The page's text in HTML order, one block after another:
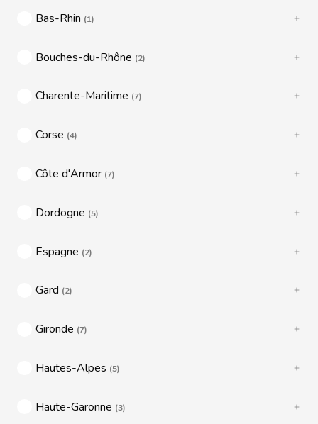
Bas-Rhin (1)
Bouches-du-Rhône (2)
Charente-Maritime (7)
Corse (4)
Côte d'Armor (7)
Dordogne (5)
Espagne (2)
Gard (2)
Gironde (7)
Hautes-Alpes (5)
Haute-Garonne (3)